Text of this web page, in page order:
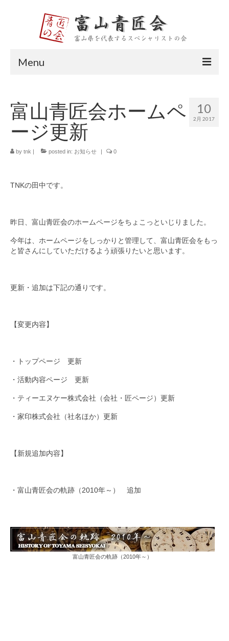
Menu
富山青匠会とは
会長挨拶
メンバー紹介
中村 康之
坂東 秀昭
奥村 修平
福村 英世
小山 浩二
軌跡
10
2月 2017
富山青匠会ホームペ
ージ更新
by tnk | posted in: お知らせ | 0
TNKの田中です。
昨日、富山青匠会のホームページをちょこっといじりました。
今年は、ホームページをしっかりと管理して、富山青匠会をもっ
と皆さんにしていただけるよう頑張りたいと思います。
更新・追加は下記の通りです。
【変更内容】
・トップページ 更新
・活動内容ページ 更新
・ティーエヌケー株式会社（会社・匠ページ）更新
・家印株式会社（社名ほか）更新
【新規追加内容】
・富山青匠会の軌跡（2010年～） 追加
富山青匠会の軌跡（2010年～）